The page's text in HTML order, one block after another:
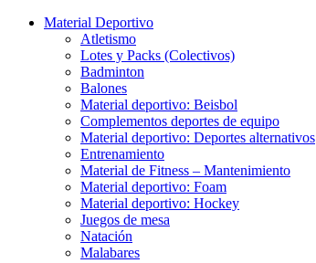
Material Deportivo
Atletismo
Lotes y Packs (Colectivos)
Badminton
Balones
Material deportivo: Beisbol
Complementos deportes de equipo
Material deportivo: Deportes alternativos
Entrenamiento
Material de Fitness – Mantenimiento
Material deportivo: Foam
Material deportivo: Hockey
Juegos de mesa
Natación
Malabares